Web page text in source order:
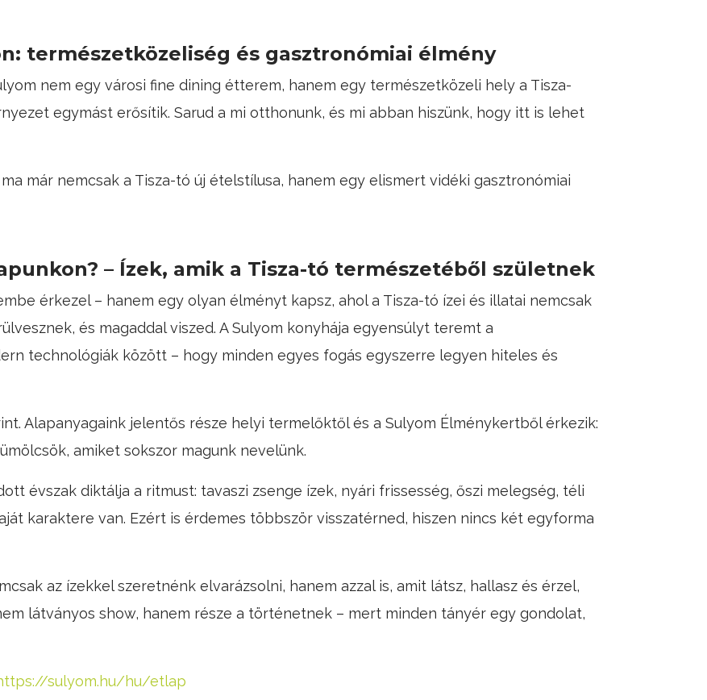
természetközeliség és gasztronómiai élmény
nem egy városi fine dining étterem, hanem egy természetközeli hely a Tisza-
egymást erősítik. Sarud a mi otthonunk, és mi abban hiszünk, hogy itt is lehet
már nemcsak a Tisza-tó új ételstílusa, hanem egy elismert vidéki gasztronómiai
– Ízek, amik a Tisza-tó természetéből születnek
érkezel – hanem egy olyan élményt kapsz, ahol a Tisza-tó ízei és illatai nemcsak
és magaddal viszed. A Sulyom konyhája egyensúlyt teremt a
technológiák között – hogy minden egyes fogás egyszerre legyen hiteles és
Alapanyagaink jelentős része helyi termelőktől és a Sulyom Élménykertből érkezik:
amiket sokszor magunk nevelünk.
évszak diktálja a ritmust: tavaszi zsenge ízek, nyári frissesség, őszi melegség, téli
karaktere van. Ezért is érdemes többször visszatérned, hiszen nincs két egyforma
az ízekkel szeretnénk elvarázsolni, hanem azzal is, amit látsz, hallasz és érzel,
látványos show, hanem része a történetnek – mert minden tányér egy gondolat,
sulyom.hu/hu/etlap